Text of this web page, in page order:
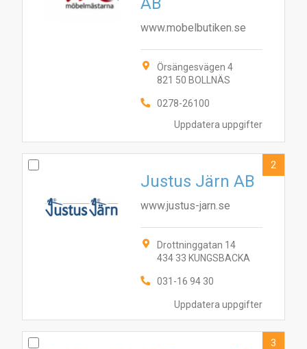
Uppdatera uppgifter
www.mobelbutiken.se
Örsängesvägen 4
821 50 BOLLNÄS
0278-26100
Uppdatera uppgifter
Justus Järn AB
www.justus-jarn.se
Drottninggatan 14
434 33 KUNGSBACKA
031-16 94 30
2
3